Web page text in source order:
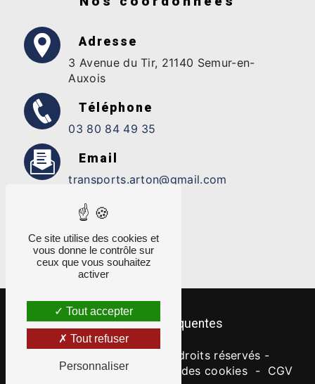
Adresse
3 Avenue du Tir, 21140 Semur-en-
Auxois
Téléphone
03 80 84 49 35
Email
transports.arton@gmail.com
Recherches fréquentes
- 2026 - Tous droits réservés -
Mentions légales- Gestion des cookies - CGV
Ce site utilise des cookies et
vous donne le contrôle sur
ceux que vous souhaitez
activer
Tout accepter
Tout refuser
Personnaliser